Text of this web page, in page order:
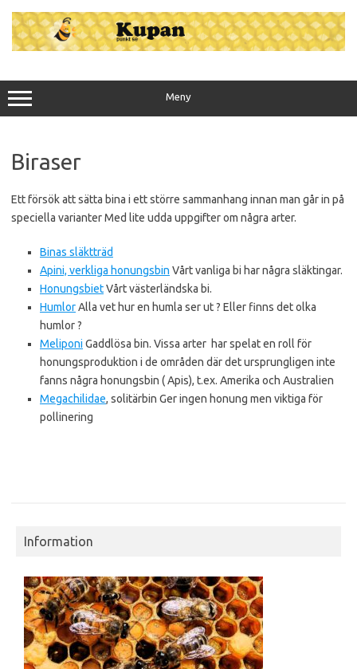
innehåll
Meny
Biraser
Ett försök att sätta bina i ett större sammanhang innan man går in på
speciella varianter Med lite udda uppgifter om några arter.
Binas släktträd
Apini, verkliga honungsbin Vårt vanliga bi har några släktingar.
HonungsbietVårt västerländska bi.
HumlorAlla vet hur en humla ser ut ? Eller finns det olka
humlor ?
Meliponi Gaddlösa bin. Vissa arter har spelat en roll för
honungsproduktion i de områden där det ursprungligen inte
fanns några honungsbin ( Apis), t.ex. Amerika och Australien
Megachilidae, solitärbin Ger ingen honung men viktiga för
pollinering
Information